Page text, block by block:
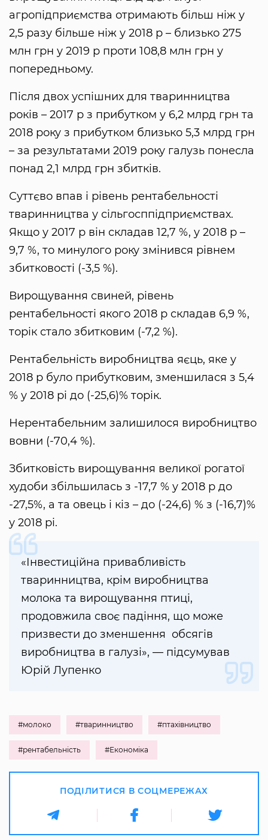
агропідприємства отримають більш ніж у
2,5 разу більше ніж у 2018 р – близько 275
млн грн у 2019 р проти 108,8 млн грн у
попередньому.
Після двох успішних для тваринництва
років – 2017 р з прибутком у 6,2 млрд грн та
2018 року з прибутком близько 5,3 млрд грн
– за результатами 2019 року галузь понесла
понад 2,1 млрд грн збитків.
Суттєво впав і рівень рентабельності
тваринництва у сільгосппідприємствах.
Якщо у 2017 р він складав 12,7 %, у 2018 р –
9,7 %, то минулого року змінився рівнем
збитковості (-3,5 %).
Вирощування свиней, рівень
рентабельності якого 2018 р складав 6,9 %,
торік стало збитковим (-7,2 %).
Рентабельність виробництва яєць, яке у
2018 р було прибутковим, зменшилася з 5,4
% у 2018 рі до (-25,6)% торік.
Нерентабельним залишилося виробництво
вовни (-70,4 %).
Збитковість вирощування великої рогатої
худоби збільшилась з -17,7 % у 2018 р до
-27,5%, а та овець і кіз – до (-24,6) % з (-16,7)%
у 2018 рі.
«Інвестиційна привабливість
тваринництва, крім виробництва
молока та вирощування птиці,
продовжила своє падіння, що може
призвести до зменшення обсягів
виробництва в галузі», — підсумував
Юрій Лупенко
#молоко #тваринництво #птахівництво
#рентабельність #Економіка
ПОДІЛИТИСЯ В СОЦМЕРЕЖАХ